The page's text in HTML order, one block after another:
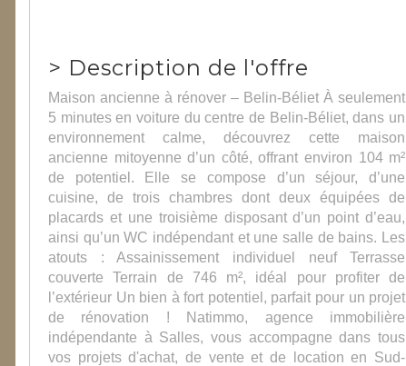
> Description de l'offre
Maison ancienne à rénover – Belin-Béliet À seulement
5 minutes en voiture du centre de Belin-Béliet, dans un
environnement calme, découvrez cette maison
ancienne mitoyenne d’un côté, offrant environ 104 m²
de potentiel. Elle se compose d’un séjour, d’une
cuisine, de trois chambres dont deux équipées de
placards et une troisième disposant d’un point d’eau,
ainsi qu’un WC indépendant et une salle de bains. Les
atouts : Assainissement individuel neuf Terrasse
couverte Terrain de 746 m², idéal pour profiter de
l’extérieur Un bien à fort potentiel, parfait pour un projet
de rénovation ! Natimmo, agence immobilière
indépendante à Salles, vous accompagne dans tous
vos projets d'achat, de vente et de location en Sud-